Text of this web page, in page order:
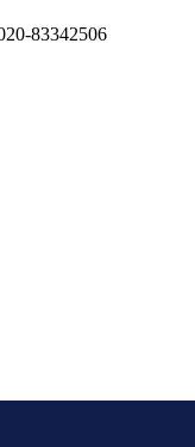
83342506